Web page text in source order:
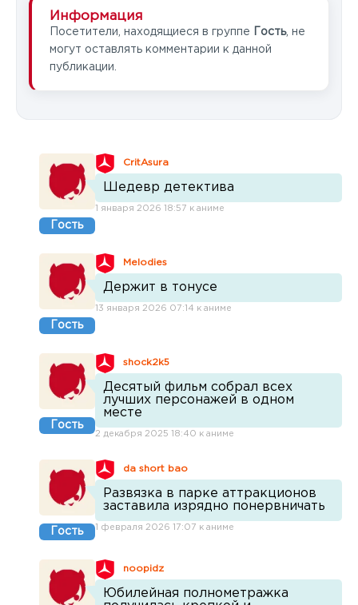
Информация
Посетители, находящиеся в группе Гость, не
могут оставлять комментарии к данной
публикации.
Гость
CritAsura
Шедевр детектива
1 января 2026 18:57 к аниме
Гость
Melodies
Держит в тонусе
13 января 2026 07:14 к аниме
Гость
shock2k5
Десятый фильм собрал всех
лучших персонажей в одном
месте
2 декабря 2025 18:40 к аниме
Гость
da short bao
Развязка в парке аттракционов
заставила изрядно понервничать
1 февраля 2026 17:07 к аниме
noopidz
Юбилейная полнометражка